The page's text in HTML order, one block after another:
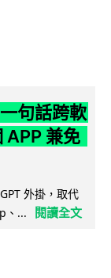
句話跨軟
APP 兼免
外掛，取代
、...
閱讀全文